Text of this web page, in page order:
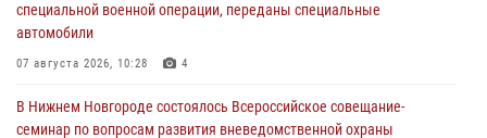
специальной военной операции, переданы специальные
автомобили
07 августа 2026, 10:28 4
В Нижнем Новгороде состоялось Всероссийское совещание-
семинар по вопросам развития вневедомственной охраны